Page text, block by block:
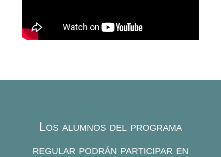
Los alumnos del programa
regular podrán participar en